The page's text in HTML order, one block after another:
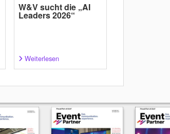
W&V sucht die „AI
Leaders 2026“
Weiterlesen